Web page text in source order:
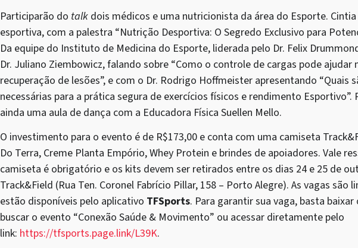
Participarão do talk dois médicos e uma nutricionista da área do Esporte.
esportiva, com a palestra “Nutrição Desportiva: O Segredo Exclusivo para
Da equipe do Instituto de Medicina do Esporte, liderada pelo Dr. Felix
Dr. Juliano Ziembowicz, falando sobre “Como o controle de cargas pode ajudar
recuperação de lesões”, e com o Dr. Rodrigo Hoffmeister apresentando “Quais
necessárias para a prática segura de exercícios físicos e rendimento Esportivo”.
ainda uma aula de dança com a Educadora Física Suellen Mello.
O investimento para o evento é de R$173,00 e conta com uma camiseta
Do Terra, Creme Planta Empório, Whey Protein e brindes de apoiadores. Vale
camiseta é obrigatório e os kits devem ser retirados entre os dias 24 e 25 de
Track&Field (Rua Ten. Coronel Fabrício Pillar, 158 – Porto Alegre). As vagas são
estão disponíveis pelo aplicativo TFSports. Para garantir sua vaga, basta
buscar o evento “Conexão Saúde & Movimento” ou acessar diretamente pelo
link: https://tfsports.page.link/L39K.